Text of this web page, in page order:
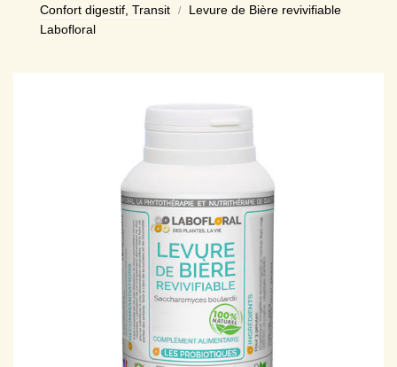
Confort digestif, Transit
Levure de Bière revivifiable
Labofloral